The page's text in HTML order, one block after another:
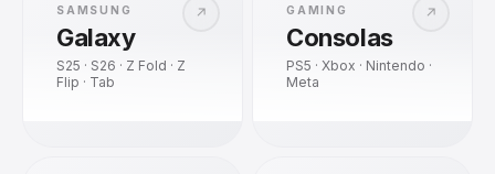
↗
SAMSUNG
Galaxy
S25 · S26 · Z Fold · Z
Flip · Tab
↗
GAMING
Consolas
PS5 · Xbox · Nintendo ·
Meta